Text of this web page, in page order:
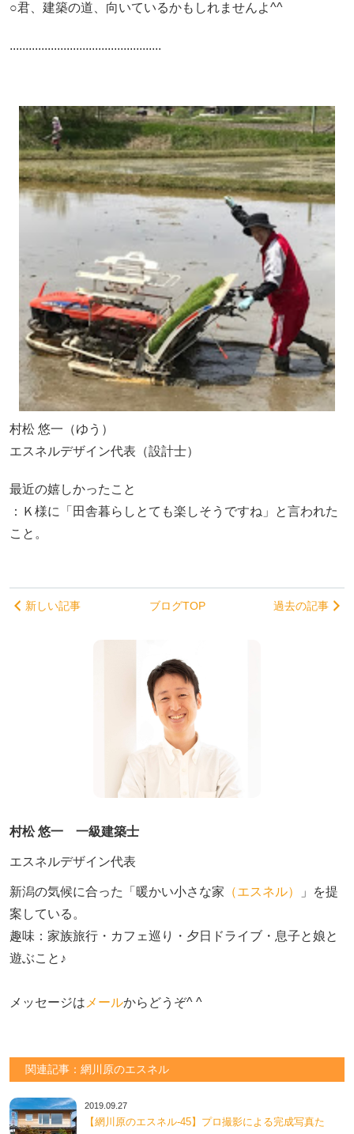
○君、建築の道、向いているかもしれませんよ^^
................................................
村松 悠一（ゆう）
エスネルデザイン代表（設計士）
最近の嬉しかったこと
：Ｋ様に「田舎暮らしとても楽しそうですね」と言われた
こと。
新しい記事 ブログTOP 過去の記事
村松 悠一 一級建築士
エスネルデザイン代表
新潟の気候に合った「暖かい小さな家 （エスネル）
」を提
案している。
趣味：家族旅行・カフェ巡り・夕日ドライブ・息子と娘と
遊ぶこと♪
メッセージは メールからどうぞ^ ^
関連記事：網川原のエスネル
2019.09.27
【網川原のエスネル‐45】プロ撮影による完成写真た